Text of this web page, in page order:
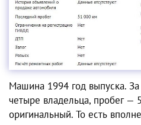
Машина 1994 год выпуска.
четыре владельца, пробег —
оригинальный. То есть